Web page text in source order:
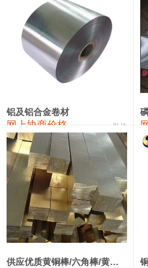
89,000—95,000
2#锑 85,000—91,000
1#镁 17,000—18,000
18,900—19,100
1#电解锰(99.7%袋装)
1#铬 60,000—82,000
553#硅 9,300—9,500
441#硅 9,600—9,800
3303#硅 10,300—10,500
2202#硅 14,100—14,300
金属硅3303#-2202# 10,400—14,200
铝及铝合金卷材
网上协商价格 弘达
供应优质黄铜棒/六角棒/黄铜方板